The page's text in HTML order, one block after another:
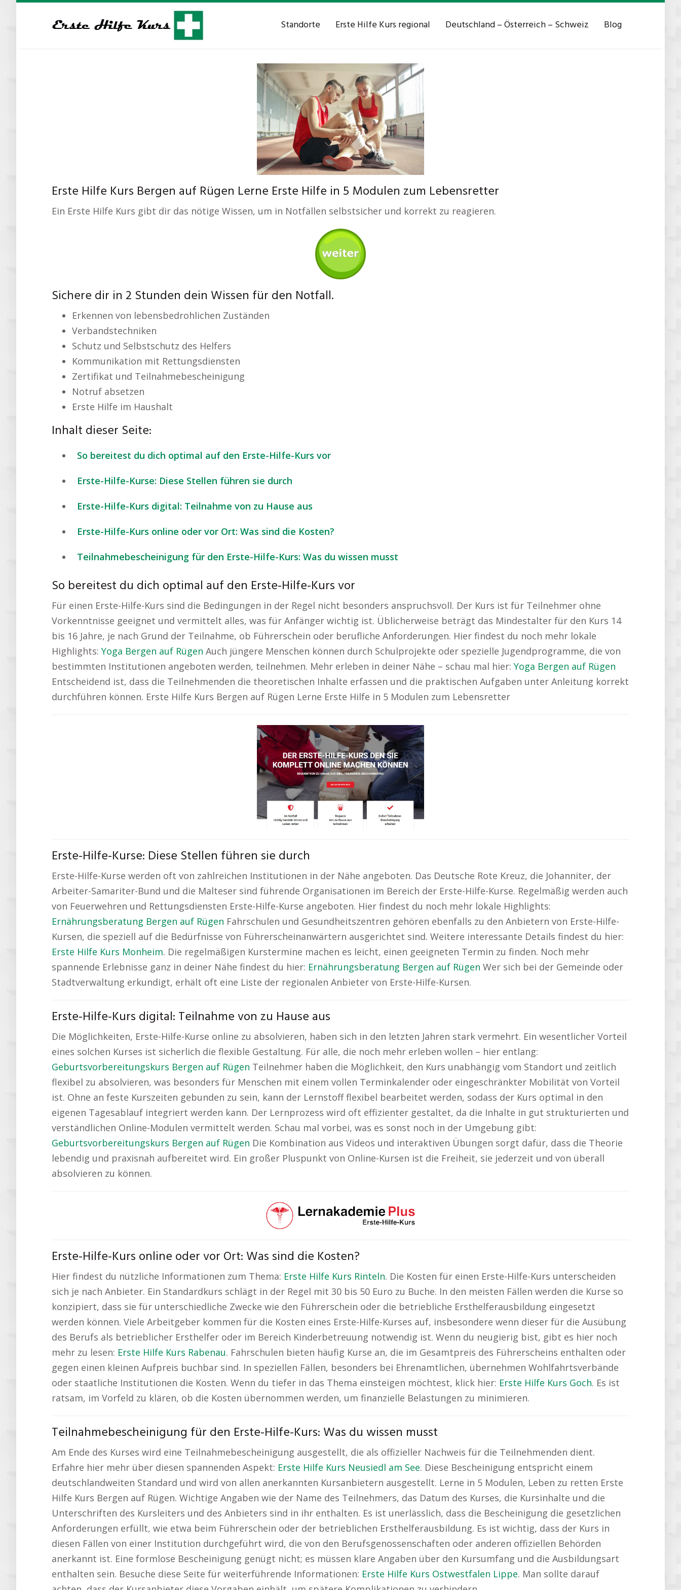
Standorte Erste Hilfe Kurs regional Deutschland – Österreich – Schweiz Blog
Erste Hilfe Kurs Bergen auf Rügen Lerne Erste Hilfe in 5 Modulen zum Lebensretter
Ein Erste Hilfe Kurs gibt dir das nötige Wissen, um in Notfällen selbstsicher und korrekt zu reagieren.
Sichere dir in 2 Stunden dein Wissen für den Notfall.
Erkennen von lebensbedrohlichen Zuständen
Verbandstechniken
Schutz und Selbstschutz des Helfers
Kommunikation mit Rettungsdiensten
Zertifikat und Teilnahmebescheinigung
Notruf absetzen
Erste Hilfe im Haushalt
Inhalt dieser Seite:
So bereitest du dich optimal auf den Erste-Hilfe-Kurs vor
Erste-Hilfe-Kurse: Diese Stellen führen sie durch
Erste-Hilfe-Kurs digital: Teilnahme von zu Hause aus
Erste-Hilfe-Kurs online oder vor Ort: Was sind die Kosten?
Teilnahmebescheinigung für den Erste-Hilfe-Kurs: Was du wissen musst
So bereitest du dich optimal auf den Erste-Hilfe-Kurs vor
Für einen Erste-Hilfe-Kurs sind die Bedingungen in der Regel nicht besonders anspruchsvoll. Der Kurs ist für Teilnehmer ohne
Vorkenntnisse geeignet und vermittelt alles, was für Anfänger wichtig ist. Üblicherweise beträgt das Mindestalter für den Kurs 14
bis 16 Jahre, je nach Grund der Teilnahme, ob Führerschein oder berufliche Anforderungen. Hier findest du noch mehr lokale
Highlights: Yoga Bergen auf Rügen Auch jüngere Menschen können durch Schulprojekte oder spezielle Jugendprogramme, die von
bestimmten Institutionen angeboten werden, teilnehmen. Mehr erleben in deiner Nähe – schau mal hier: Yoga Bergen auf Rügen
Entscheidend ist, dass die Teilnehmenden die theoretischen Inhalte erfassen und die praktischen Aufgaben unter Anleitung korrekt
durchführen können. Erste Hilfe Kurs Bergen auf Rügen Lerne Erste Hilfe in 5 Modulen zum Lebensretter
Erste-Hilfe-Kurse: Diese Stellen führen sie durch
Erste-Hilfe-Kurse werden oft von zahlreichen Institutionen in der Nähe angeboten. Das Deutsche Rote Kreuz, die Johanniter, der
Arbeiter-Samariter-Bund und die Malteser sind führende Organisationen im Bereich der Erste-Hilfe-Kurse. Regelmäßig werden auch
von Feuerwehren und Rettungsdiensten Erste-Hilfe-Kurse angeboten. Hier findest du noch mehr lokale Highlights:
Ernährungsberatung Bergen auf Rügen Fahrschulen und Gesundheitszentren gehören ebenfalls zu den Anbietern von Erste-Hilfe-
Kursen, die speziell auf die Bedürfnisse von Führerscheinanwärtern ausgerichtet sind. Weitere interessante Details findest du hier:
Erste Hilfe Kurs Monheim. Die regelmäßigen Kurstermine machen es leicht, einen geeigneten Termin zu finden. Noch mehr
spannende Erlebnisse ganz in deiner Nähe findest du hier: Ernährungsberatung Bergen auf Rügen Wer sich bei der Gemeinde oder
Stadtverwaltung erkundigt, erhält oft eine Liste der regionalen Anbieter von Erste-Hilfe-Kursen.
Erste-Hilfe-Kurs digital: Teilnahme von zu Hause aus
Die Möglichkeiten, Erste-Hilfe-Kurse online zu absolvieren, haben sich in den letzten Jahren stark vermehrt. Ein wesentlicher Vorteil
eines solchen Kurses ist sicherlich die flexible Gestaltung. Für alle, die noch mehr erleben wollen – hier entlang:
Geburtsvorbereitungskurs Bergen auf Rügen Teilnehmer haben die Möglichkeit, den Kurs unabhängig vom Standort und zeitlich
flexibel zu absolvieren, was besonders für Menschen mit einem vollen Terminkalender oder eingeschränkter Mobilität von Vorteil
ist. Ohne an feste Kurszeiten gebunden zu sein, kann der Lernstoff flexibel bearbeitet werden, sodass der Kurs optimal in den
eigenen Tagesablauf integriert werden kann. Der Lernprozess wird oft effizienter gestaltet, da die Inhalte in gut strukturierten und
verständlichen Online-Modulen vermittelt werden. Schau mal vorbei, was es sonst noch in der Umgebung gibt:
Geburtsvorbereitungskurs Bergen auf Rügen Die Kombination aus Videos und interaktiven Übungen sorgt dafür, dass die Theorie
lebendig und praxisnah aufbereitet wird. Ein großer Pluspunkt von Online-Kursen ist die Freiheit, sie jederzeit und von überall
absolvieren zu können.
Erste-Hilfe-Kurs online oder vor Ort: Was sind die Kosten?
Hier findest du nützliche Informationen zum Thema: Erste Hilfe Kurs Rinteln. Die Kosten für einen Erste-Hilfe-Kurs unterscheiden
sich je nach Anbieter. Ein Standardkurs schlägt in der Regel mit 30 bis 50 Euro zu Buche. In den meisten Fällen werden die Kurse so
konzipiert, dass sie für unterschiedliche Zwecke wie den Führerschein oder die betriebliche Ersthelferausbildung eingesetzt
werden können. Viele Arbeitgeber kommen für die Kosten eines Erste-Hilfe-Kurses auf, insbesondere wenn dieser für die Ausübung
des Berufs als betrieblicher Ersthelfer oder im Bereich Kinderbetreuung notwendig ist. Wenn du neugierig bist, gibt es hier noch
mehr zu lesen: Erste Hilfe Kurs Rabenau. Fahrschulen bieten häufig Kurse an, die im Gesamtpreis des Führerscheins enthalten oder
gegen einen kleinen Aufpreis buchbar sind. In speziellen Fällen, besonders bei Ehrenamtlichen, übernehmen Wohlfahrtsverbände
oder staatliche Institutionen die Kosten. Wenn du tiefer in das Thema einsteigen möchtest, klick hier: Erste Hilfe Kurs Goch. Es ist
ratsam, im Vorfeld zu klären, ob die Kosten übernommen werden, um finanzielle Belastungen zu minimieren.
Teilnahmebescheinigung für den Erste-Hilfe-Kurs: Was du wissen musst
Am Ende des Kurses wird eine Teilnahmebescheinigung ausgestellt, die als offizieller Nachweis für die Teilnehmenden dient.
Erfahre hier mehr über diesen spannenden Aspekt: Erste Hilfe Kurs Neusiedl am See. Diese Bescheinigung entspricht einem
deutschlandweiten Standard und wird von allen anerkannten Kursanbietern ausgestellt. Lerne in 5 Modulen, Leben zu retten Erste
Hilfe Kurs Bergen auf Rügen. Wichtige Angaben wie der Name des Teilnehmers, das Datum des Kurses, die Kursinhalte und die
Unterschriften des Kursleiters und des Anbieters sind in ihr enthalten. Es ist unerlässlich, dass die Bescheinigung die gesetzlichen
Anforderungen erfüllt, wie etwa beim Führerschein oder der betrieblichen Ersthelferausbildung. Es ist wichtig, dass der Kurs in
diesen Fällen von einer Institution durchgeführt wird, die von den Berufsgenossenschaften oder anderen offiziellen Behörden
anerkannt ist. Eine formlose Bescheinigung genügt nicht; es müssen klare Angaben über den Kursumfang und die Ausbildungsart
enthalten sein. Besuche diese Seite für weiterführende Informationen: Erste Hilfe Kurs Ostwestfalen Lippe. Man sollte darauf